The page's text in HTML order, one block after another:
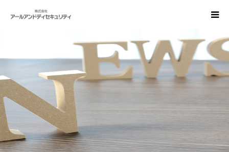
建設コンサルタント向け賠償責任保険
事故が発生した場合の手続き
会社概要
お問い合わせ